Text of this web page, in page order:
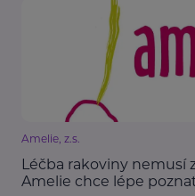
Amelie, z.s.
Léčba rakoviny nemusí
Amelie chce lépe